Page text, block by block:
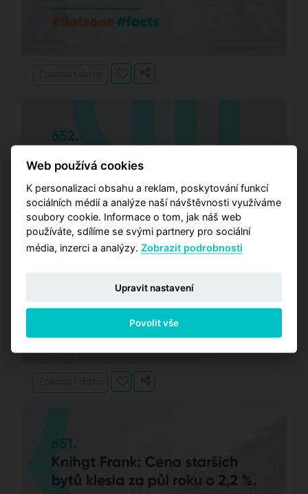
Web používá cookies
K personalizaci obsahu a reklam, poskytování funkcí
sociálních médií a analýze naší návštěvnosti využíváme
soubory cookie. Informace o tom, jak náš web
používáte, sdílíme se svými partnery pro sociální
média, inzerci a analýzy.Zobrazit podrobnosti
Upravit nastavení
Povolit vše